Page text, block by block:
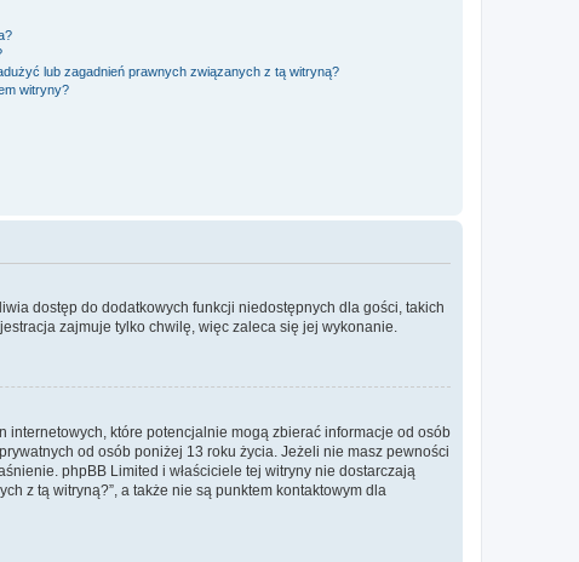
lub zagadnień prawnych związanych z tą witryną?
witryny?
dostęp do dodatkowych funkcji niedostępnych dla gości, takich
zajmuje tylko chwilę, więc zaleca się jej wykonanie.
internetowych, które potencjalnie mogą zbierać informacje od osób
od osób poniżej 13 roku życia. Jeżeli nie masz pewności
phpBB Limited i właściciele tej witryny nie dostarczają
z tą witryną?”, a także nie są punktem kontaktowym dla